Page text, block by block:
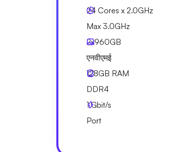
24 Cores x 2.0GHz
Max 3.0GHz
2x960GB
एनवीएमई
128GB RAM
DDR4
1Gbit/s
Port